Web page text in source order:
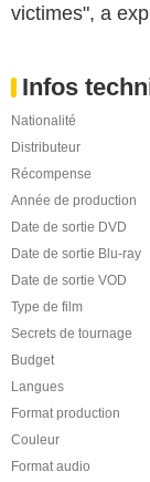
victimes", a
Infos
Nationalité
Distributeur
Récompense
Année de production
Date de sortie DVD
Date de sortie Blu-ray
Date de sortie VOD
Type de film
Secrets de tournage
Budget
Langues
Format production
Couleur
Format audio